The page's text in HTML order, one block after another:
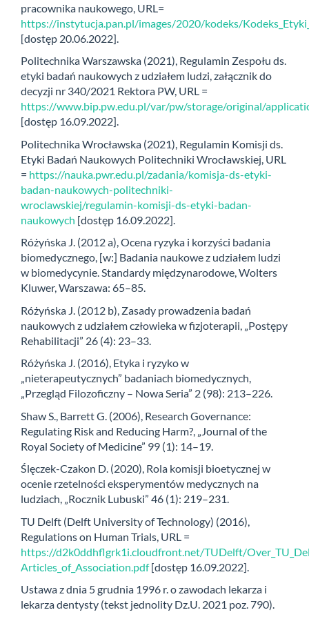
pracownika naukowego, URL=
https://instytucja.pan.pl/images/2020/kodeks/
[dostęp 20.06.2022].
Politechnika Warszawska (2021), Regulamin Zespołu ds.
etyki badań naukowych z udziałem ludzi, załącznik do
decyzji nr 340/2021 Rektora PW, URL =
https://www.bip.pw.edu.pl/var/pw/storage/original/
[dostęp 16.09.2022].
Politechnika Wrocławska (2021), Regulamin Komisji ds.
Etyki Badań Naukowych Politechniki Wrocławskiej, URL
= https://nauka.pwr.edu.pl/zadania/komisja-ds-etyki-
badan-naukowych-politechniki-
wroclawskiej/regulamin-komisji-ds-etyki-badan-
naukowych [dostęp 16.09.2022].
Różyńska J. (2012 a), Ocena ryzyka i korzyści badania
biomedycznego, [w:] Badania naukowe z udziałem ludzi
w biomedycynie. Standardy międzynarodowe, Wolters
Kluwer, Warszawa: 65–85.
Różyńska J. (2012 b), Zasady prowadzenia badań
naukowych z udziałem człowieka w fizjoterapii, „Postępy
Rehabilitacji” 26 (4): 23–33.
Różyńska J. (2016), Etyka i ryzyko w
„nieterapeutycznych” badaniach biomedycznych,
„Przegląd Filozoficzny – Nowa Seria” 2 (98): 213–226.
Shaw S., Barrett G. (2006), Research Governance:
Regulating Risk and Reducing Harm?, „Journal of the
Royal Society of Medicine” 99 (1): 14–19.
Ślęczek-Czakon D. (2020), Rola komisji bioetycznej w
ocenie rzetelności eksperymentów medycznych na
ludziach, „Rocznik Lubuski” 46 (1): 219–231.
TU Delft (Delft University of Technology) (2016),
Regulations on Human Trials, URL =
https://d2k0ddhflgrk1i.cloudfront.net/TUDelft/
Articles_of_Association.pdf[dostęp 16.09.2022].
Ustawa z dnia 5 grudnia 1996 r. o zawodach lekarza i
lekarza dentysty (tekst jednolity Dz.U. 2021 poz. 790).